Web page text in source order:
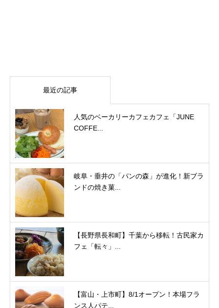
最近の記事
人気のベーカリーカフェカフェ「JUNE
COFFE...
岐阜・垂井の「パンの森」が進化！新ブラ
ンドの焼き菓...
【長野県長和町】千葉から移転！古民家カ
フェ「転々」...
【富山・上市町】8/1オープン！本場フラ
ンス人パテ...